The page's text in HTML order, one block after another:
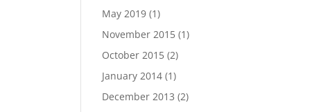
May 2019 (1)
November 2015 (1)
October 2015 (2)
January 2014 (1)
December 2013 (2)